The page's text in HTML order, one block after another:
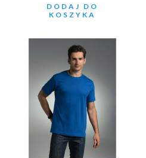
DODAJ DO
KOSZYKA
28.85zł